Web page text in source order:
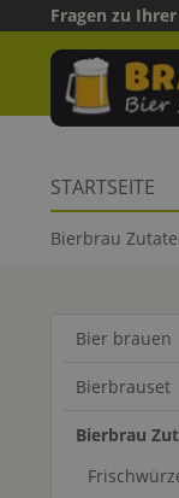
Fragen zu
STARTSEITE
Bierbrau
Bier brauen
Bierbrauset
Bierbrau